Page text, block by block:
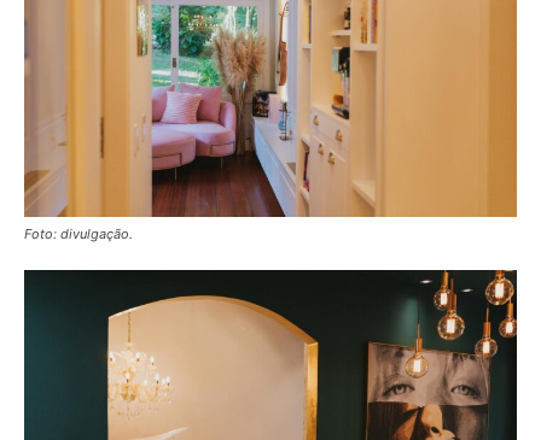
Foto: divulgação.